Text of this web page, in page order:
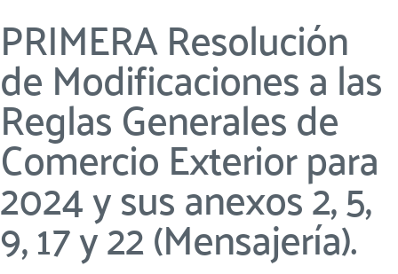
PRIMERA Resolución
de Modificaciones a las
Reglas Generales de
Comercio Exterior para
2024 y sus anexos 2, 5,
9, 17 y 22 (Mensajería).